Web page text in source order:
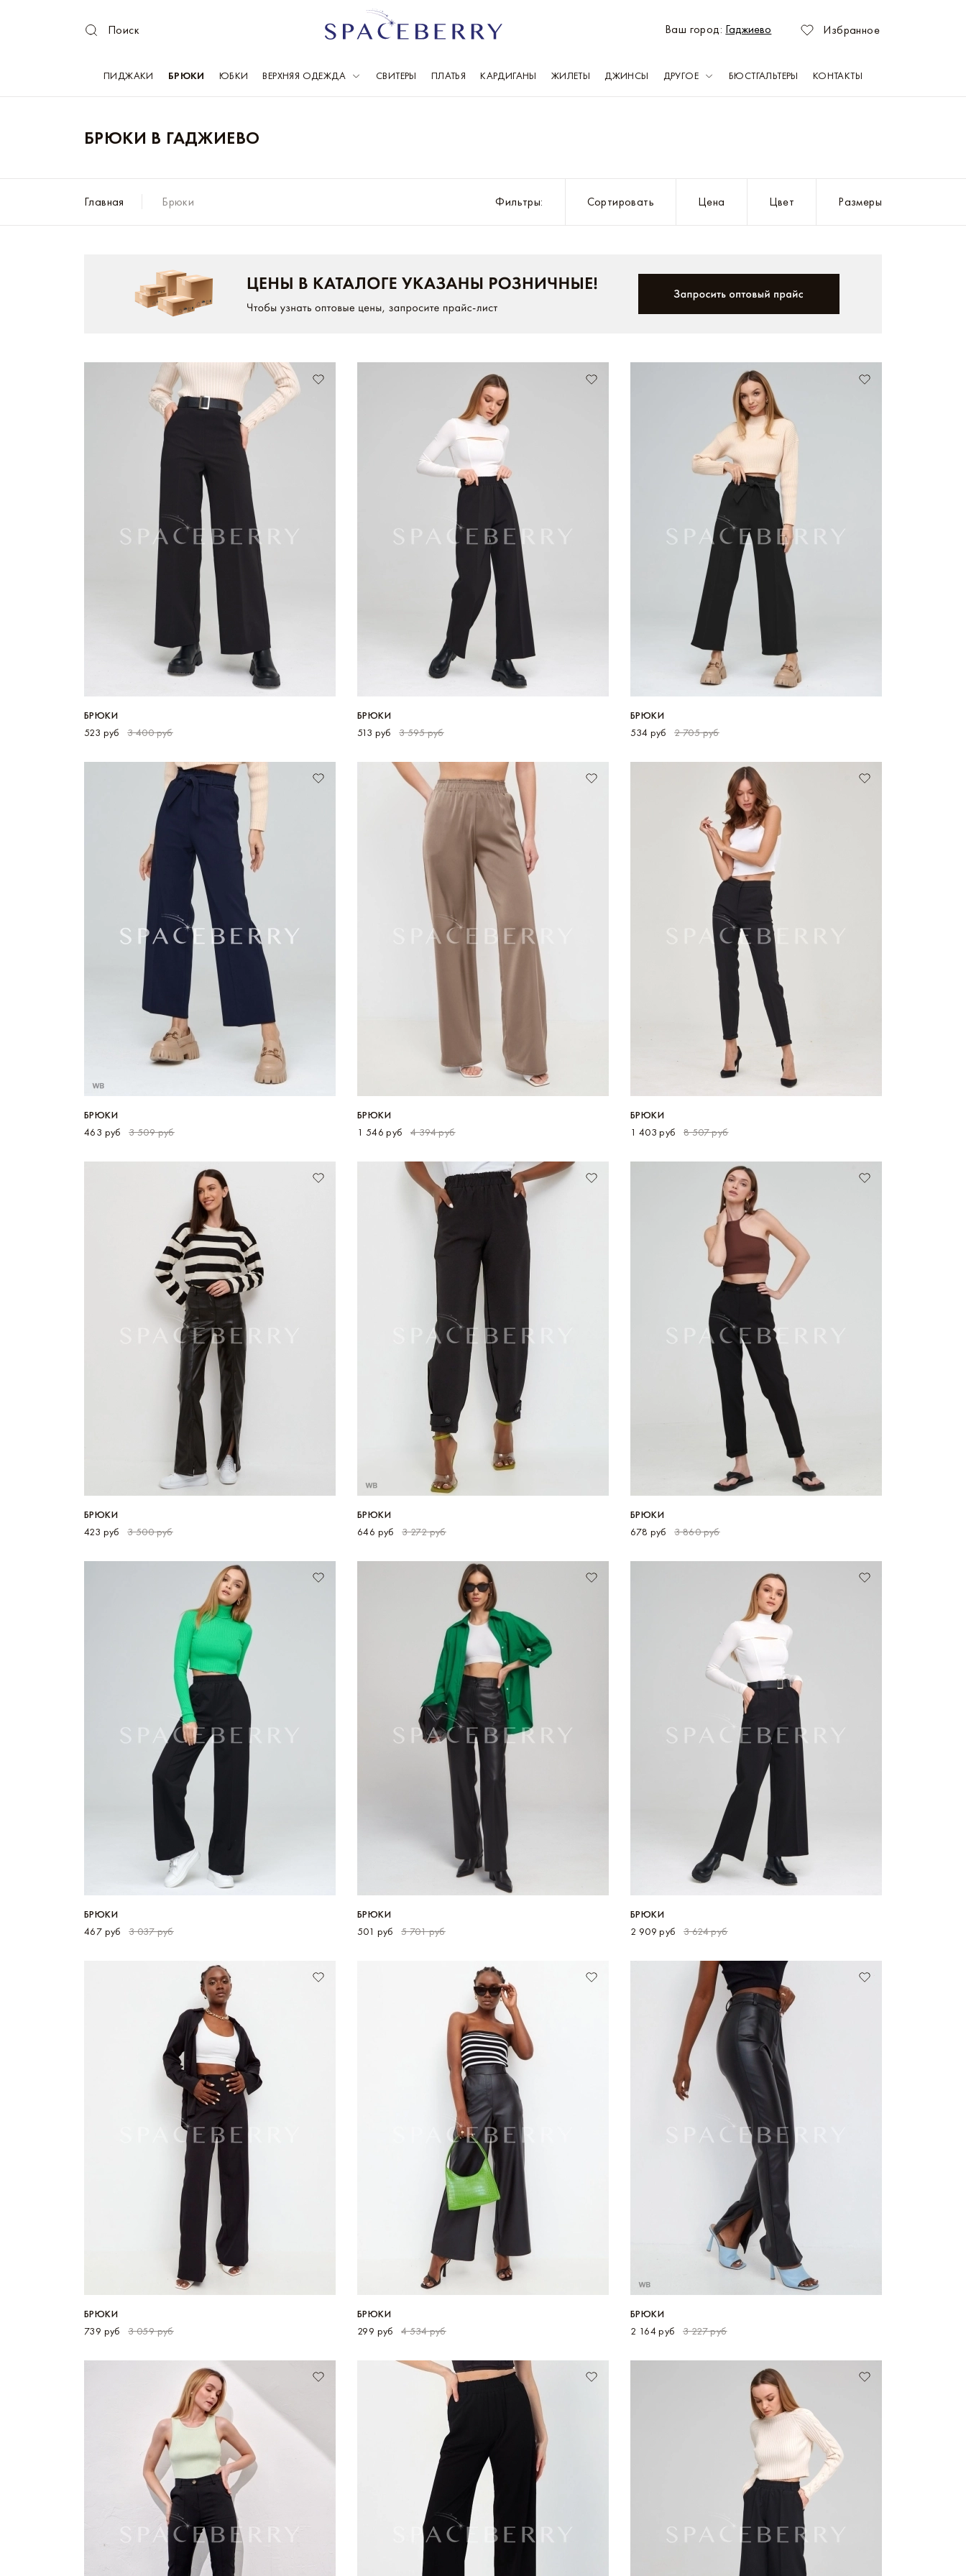
Поиск Ваш город: Гаджиево Избранное
ПИДЖАКИ БРЮКИ ЮБКИ ВЕРХНЯЯ ОДЕЖДА СВИТЕРЫ ПЛАТЬЯ КАРДИГАНЫ ЖИЛЕТЫ ДЖИНСЫ ДРУГОЕ БЮСТГАЛЬТЕРЫ КОНТАКТЫ
БРЮКИ В ГАДЖИЕВО
Главная Брюки Фильтры: Сортировать Цена Цвет Размеры
БРЮКИ
523 руб
3 400 руб
БРЮКИ
513 руб
3 595 руб
БРЮКИ
534 руб
2 705 руб
БРЮКИ
463 руб
3 509 руб
БРЮКИ
1 546 руб
4 394 руб
БРЮКИ
1 403 руб
8 507 руб
БРЮКИ
423 руб
3 500 руб
БРЮКИ
646 руб
3 272 руб
БРЮКИ
678 руб
3 860 руб
БРЮКИ
467 руб
3 037 руб
БРЮКИ
501 руб
5 701 руб
БРЮКИ
2 909 руб
3 624 руб
БРЮКИ
739 руб
3 059 руб
БРЮКИ
299 руб
4 534 руб
БРЮКИ
2 164 руб
3 227 руб
Санкт-Петербург
Балашиха
Барнаул
Волгоград
Воронеж
Ижевск
Иркутск
Кемерово
Краснодар
Красноярск
Новосибирск
Пермь
Ростов-на-Дону
Самара
Уфа
Челябинск